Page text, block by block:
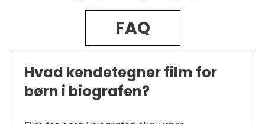
FAQ
Hvad kendetegner film for
børn i biografen?